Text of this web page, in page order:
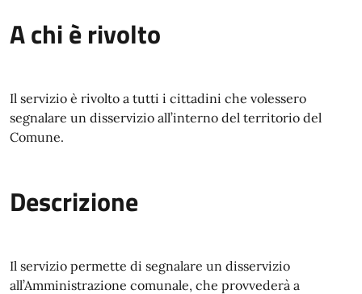
A chi è rivolto
Il servizio è rivolto a tutti i cittadini che volessero
segnalare un disservizio all’interno del territorio del
Comune.
Descrizione
Il servizio permette di segnalare un disservizio
all’Amministrazione comunale, che provvederà a